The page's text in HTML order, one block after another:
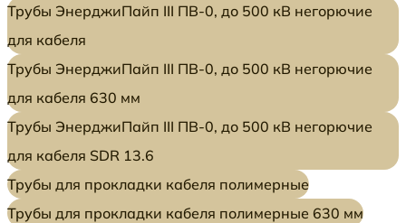
Трубы ЭнерджиПайп III ПВ-0, до 500 кВ негорючие
для кабеля
Трубы ЭнерджиПайп III ПВ-0, до 500 кВ негорючие
для кабеля 630 мм
Трубы ЭнерджиПайп III ПВ-0, до 500 кВ негорючие
для кабеля SDR 13.6
Трубы для прокладки кабеля полимерные
Трубы для прокладки кабеля полимерные 630 мм